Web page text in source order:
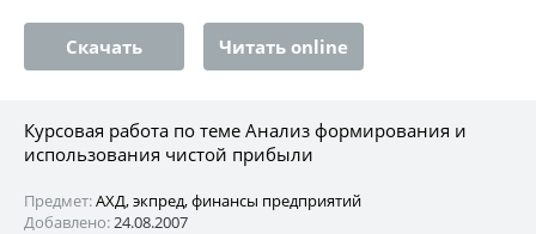
Скачать Читать online
Курсовая работа по теме Анализ формирования и
использования чистой прибыли
Предмет:АХД, экпред, финансы предприятий
Добавлено:24.08.2007